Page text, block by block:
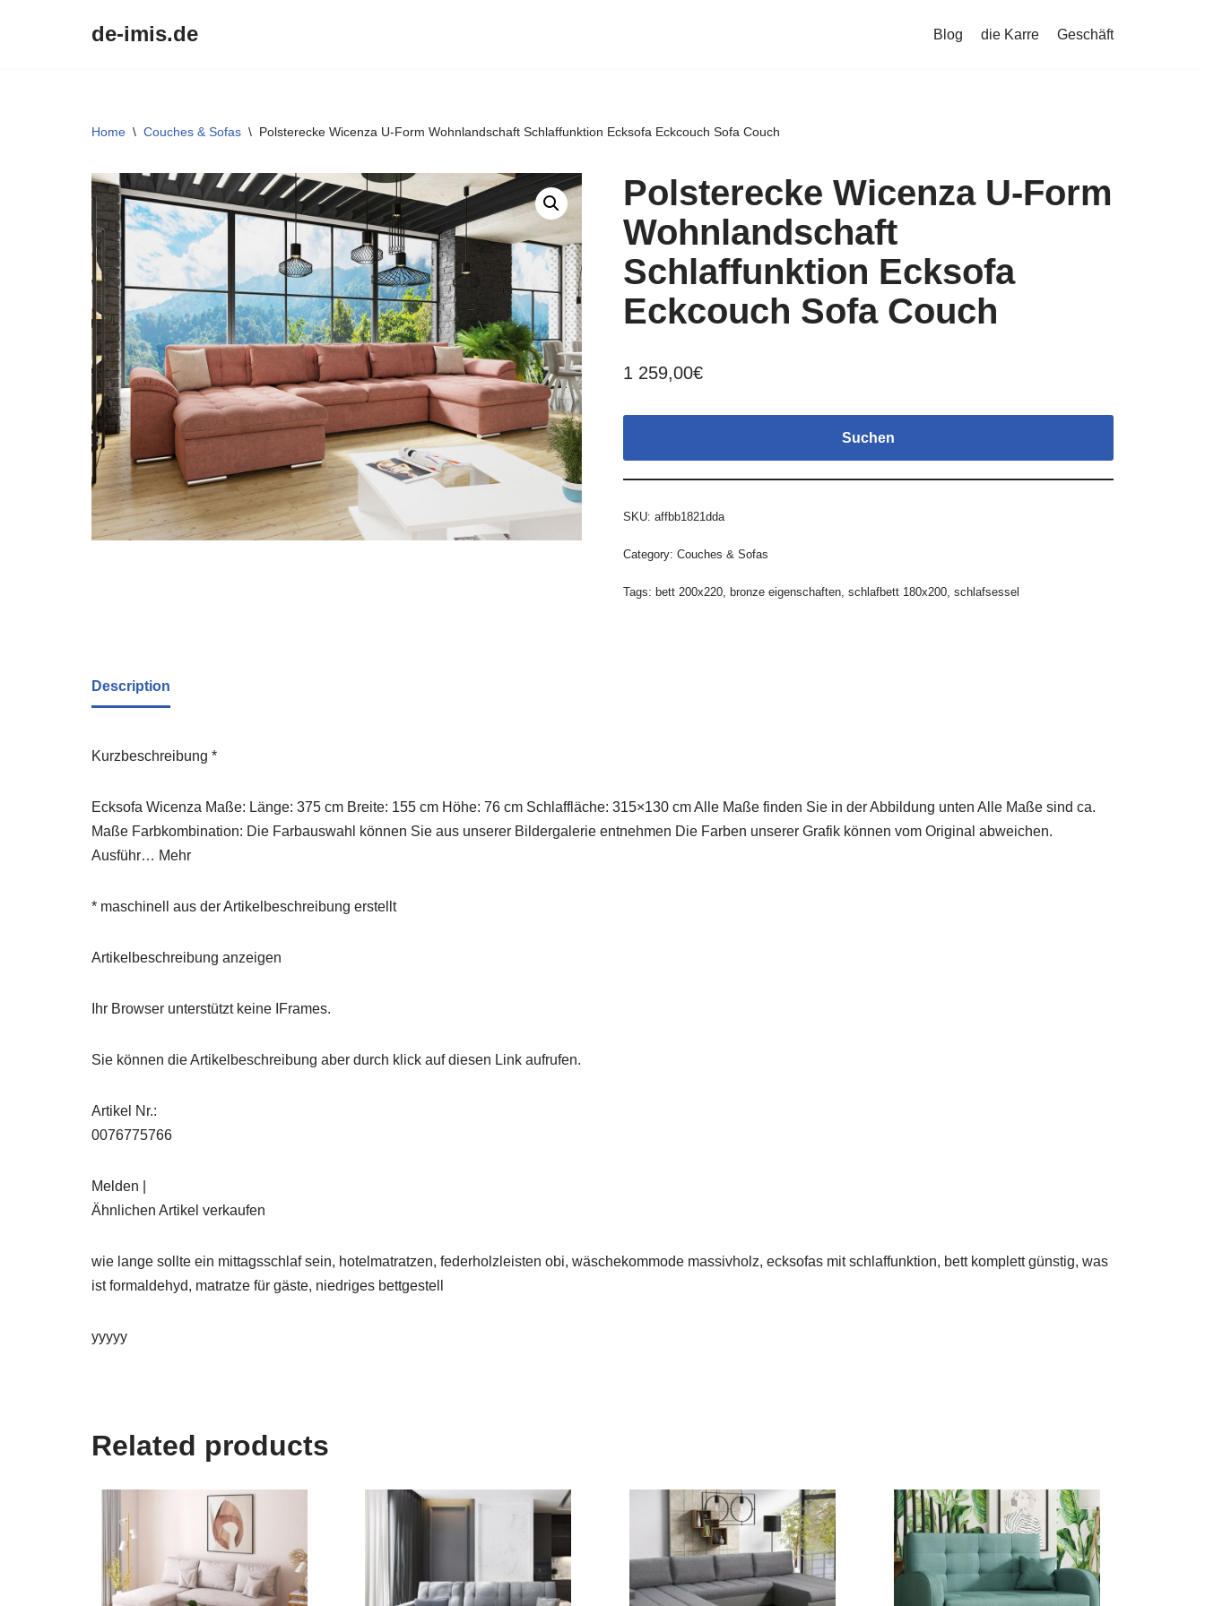
de-imis.de Blog die Karre Geschäft
Home \ Couches & Sofas \ Polsterecke Wicenza U-Form Wohnlandschaft Schlaffunktion Ecksofa Eckcouch Sofa Couch
Polsterecke Wicenza U-Form
Wohnlandschaft
Schlaffunktion Ecksofa
Eckcouch Sofa Couch
1 259,00€
Suchen
SKU: affbb1821dda
Category: Couches & Sofas
Tags: bett 200x220, bronze eigenschaften, schlafbett 180x200, schlafsessel
Description
Kurzbeschreibung *
Ecksofa Wicenza Maße: Länge: 375 cm Breite: 155 cm Höhe: 76 cm Schlaffläche: 315×130 cm Alle Maße finden Sie in der Abbildung unten Alle Maße sind ca.
Maße Farbkombination: Die Farbauswahl können Sie aus unserer Bildergalerie entnehmen Die Farben unserer Grafik können vom Original abweichen.
Ausführ… Mehr
* maschinell aus der Artikelbeschreibung erstellt
Artikelbeschreibung anzeigen
Ihr Browser unterstützt keine IFrames.
Sie können die Artikelbeschreibung aber durch klick auf diesen Link aufrufen.
Artikel Nr.:
0076775766
Melden |
Ähnlichen Artikel verkaufen
wie lange sollte ein mittagsschlaf sein, hotelmatratzen, federholzleisten obi, wäschekommode massivholz, ecksofas mit schlaffunktion, bett komplett günstig, was
ist formaldehyd, matratze für gäste, niedriges bettgestell
yyyyy
Related products